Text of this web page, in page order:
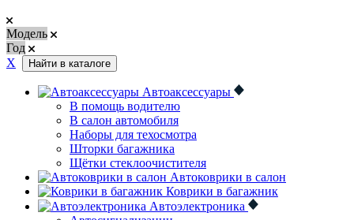
Модель
Год
Х
Найти в каталоге
Автоаксессуары
В помощь водителю
В салон автомобиля
Наборы для техосмотра
Шторки багажника
Щётки стеклоочистителя
Автоковрики в салон
Коврики в багажник
Автоэлектроника